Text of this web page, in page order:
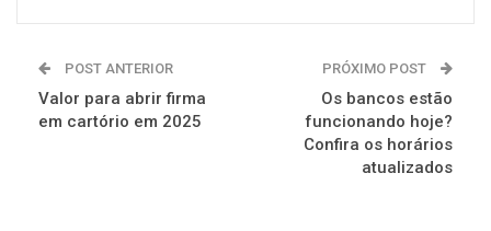
POST ANTERIOR
Valor para abrir firma
em cartório em 2025
PRÓXIMO POST
Os bancos estão
funcionando hoje?
Confira os horários
atualizados